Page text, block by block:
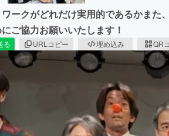
ークがどれだけ実用的であるかまた
ご協力お願いいたします！
る URLコピー 埋め込み QR